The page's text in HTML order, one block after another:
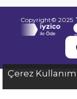
Copyright© 2025
Çerez